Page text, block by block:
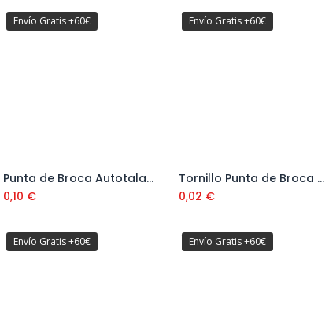
Envío Gratis +60€
Añadir al carrito
Punta de Broca Autotaladrante DIN 7504K Cabeza Hexagonal + EPDM con Arandela Estanca (Tornillo de Cubierta) 5,5 x 38 mm
0,10 €
Envío Gratis +60€
Añadir al carrito
Tornillo Punta de Broca Autotaladrante DIN 7504N Cabeza Alomada Ø3,5 mm
0,02 €
Envío Gratis +60€ Envío Gratis +60€